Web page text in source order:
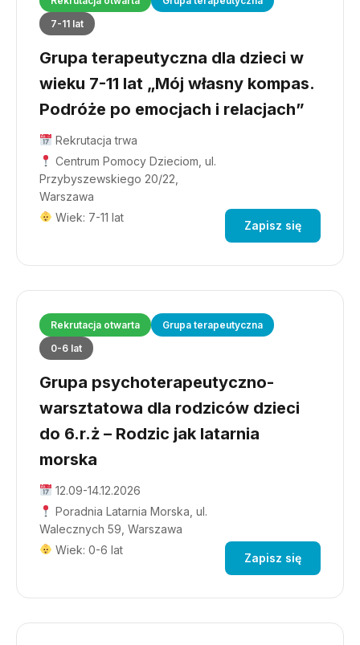
7-11 lat
Grupa terapeutyczna dla dzieci w
wieku 7-11 lat „Mój własny kompas.
Podróże po emocjach i relacjach”
Rekrutacja trwa
Centrum Pomocy Dzieciom, ul.
Przybyszewskiego 20/22,
Warszawa
Wiek: 7-11 lat
Zapisz się
Rekrutacja otwarta
Grupa terapeutyczna
0-6 lat
Grupa psychoterapeutyczno-
warsztatowa dla rodziców dzieci
do 6.r.ż – Rodzic jak latarnia
morska
12.09-14.12.2026
Poradnia Latarnia Morska, ul.
Walecznych 59, Warszawa
Wiek: 0-6 lat
Zapisz się